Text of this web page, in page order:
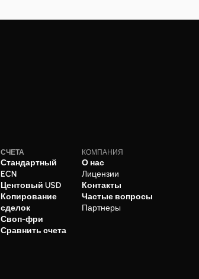
СЧЕТА
Стандартный
ECN
Центовый USD
Копирование
сделок
Своп-фри
Сравнить счета
КОМПАНИЯ
О нас
Лицензии
Контакты
Частые вопросы
Партнеры